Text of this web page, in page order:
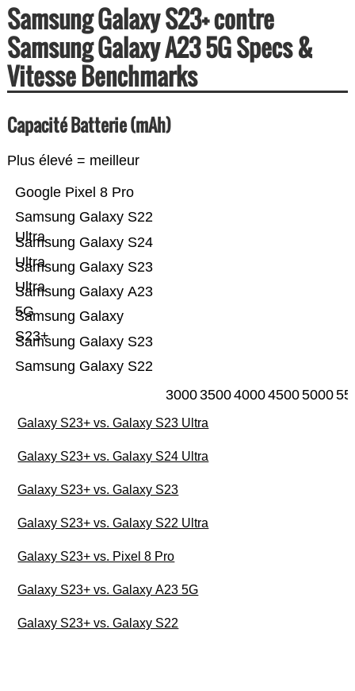
Samsung Galaxy S23+ contre
Samsung Galaxy A23 5G Specs &
Vitesse Benchmarks
Capacité Batterie (mAh)
Plus élevé = meilleur
Samsung Galaxy S22
Samsung Galaxy S23
Samsung Galaxy
S23+
Samsung Galaxy A23
5G
Samsung Galaxy S23
Ultra
Samsung Galaxy S24
Ultra
Samsung Galaxy S22
Ultra
Google Pixel 8 Pro
30003500400045005000
Galaxy S23+ vs. Galaxy S23 Ultra
Galaxy S23+ vs. Galaxy S24 Ultra
Galaxy S23+ vs. Galaxy S23
Galaxy S23+ vs. Galaxy S22 Ultra
Galaxy S23+ vs. Pixel 8 Pro
Galaxy S23+ vs. Galaxy A23 5G
Galaxy S23+ vs. Galaxy S22